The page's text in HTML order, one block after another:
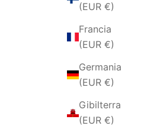
(EUR €)
Francia
(EUR €)
Germania
(EUR €)
Gibilterra
(EUR €)